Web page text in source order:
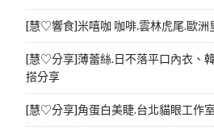
[慧♡響食]米嘻咖 咖啡.雲林虎尾.歐洲
[慧♡分享]薄蕾絲.日不落平口內衣、
搭分享
[慧♡分享]角蛋白美睫.台北貓眼工作